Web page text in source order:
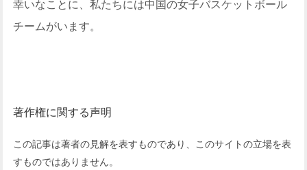
幸いなことに、私たちには中国の女子バスケットボール
チームがいます。
著作権に関する声明
この記事は著者の見解を表すものであり、このサイトの立場を表
すものではありません。